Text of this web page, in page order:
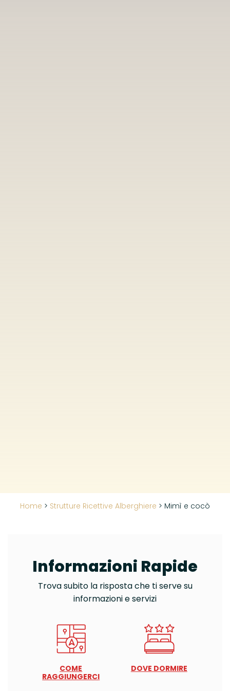
Home > Strutture Ricettive Alberghiere > Mimì e cocò
Informazioni Rapide
Trova subito la risposta che ti serve su
informazioni e servizi
COME
RAGGIUNGERCI
DOVE DORMIRE